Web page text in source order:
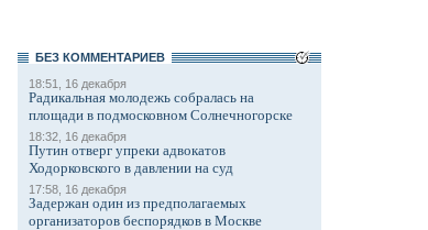
БЕЗ КОМMЕНТАРИЕВ
18:51, 16 декабря
Радикальная молодежь собралась на
площади в подмосковном Солнечногорске
18:32, 16 декабря
Путин отверг упреки адвокатов
Ходорковского в давлении на суд
17:58, 16 декабря
Задержан один из предполагаемых
организаторов беспорядков в Москве